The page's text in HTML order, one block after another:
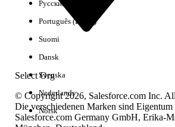
Keine
Select Org
Русский
Português (Brasil)
Suomi
Dansk
Svenska
Nederlands
Norsk
© Copyright 2026, Salesforce.com Inc.
Die verschiedenen Marken sind
Salesforce.com Germany GmbH, Erika-